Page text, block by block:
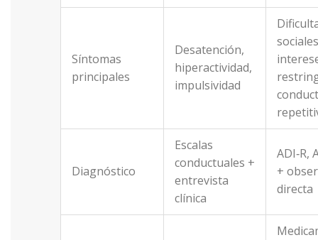
Síntomas
principales
Desatención,
hiperactividad,
impulsividad
Diagnóstico
Escalas
conductuales +
entrevista
clínica
ADI‑R,
+
directa